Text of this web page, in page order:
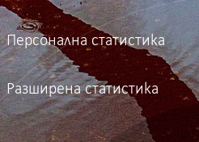
Персонална статистика
Разширена статистика